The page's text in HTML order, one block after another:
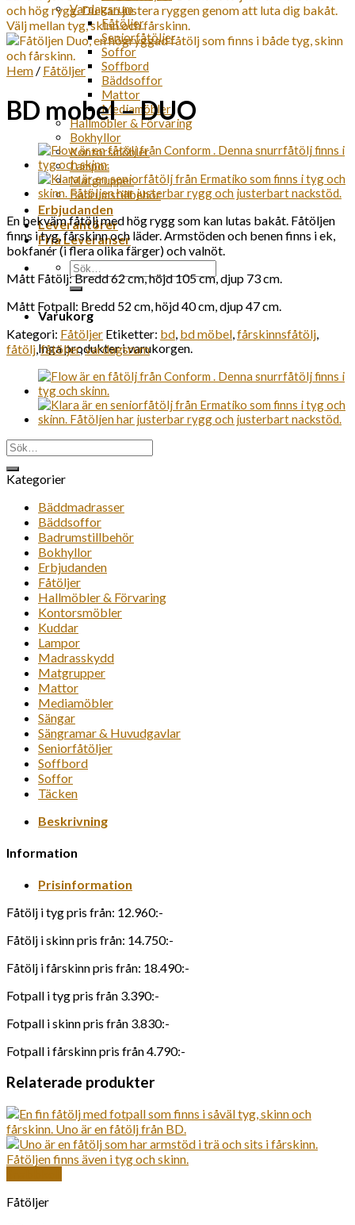
Vardagsrum
Fåtöljer
Seniorfåtöljer
Soffor
Soffbord
Bäddsoffor
Mattor
Mediamöbler
Hallmöbler & Förvaring
Bokhyllor
Kontorsmöbler
Lampor
Matgrupper
Badrumstillbehör
Erbjudanden
Leverantörer
Fria Leveranser
Sök
efter:
Varukorg
Inga produkter i varukorgen.
Hem / Fåtöljer
BD mobel – DUO
En bekväm fåtölj med hög rygg som kan lutas bakåt. Fåtöljen
finns i tyg, fårskinn och läder. Armstöden och benen finns i ek,
bokfanér (i flera olika färger) och valnöt.
Mått Fåtölj: Bredd 62 cm, höjd 105 cm, djup 73 cm.
Mått Fotpall: Bredd 52 cm, höjd 40 cm, djup 47 cm.
Kategori: Fåtöljer Etiketter: bd, bd möbel,fårskinnsfåtölj,
fåtölj,fåtöljer,vardagsrum
Sök
efter:
Kategorier
Bäddmadrasser
Bäddsoffor
Badrumstillbehör
Bokhyllor
Erbjudanden
Fåtöljer
Hallmöbler & Förvaring
Kontorsmöbler
Kuddar
Lampor
Madrasskydd
Matgrupper
Mattor
Mediamöbler
Sängar
Sängramar & Huvudgavlar
Seniorfåtöljer
Soffbord
Soffor
Täcken
Beskrivning
Information
Prisinformation
Fåtölj i tyg pris från: 12.960:-
Fåtölj i skinn pris från: 14.750:-
Fåtölj i fårskinn pris från: 18.490:-
Fotpall i tyg pris från 3.390:-
Fotpall i skinn pris från 3.830:-
Fotpall i fårskinn pris från 4.790:-
Relaterade produkter
Fåtöljer